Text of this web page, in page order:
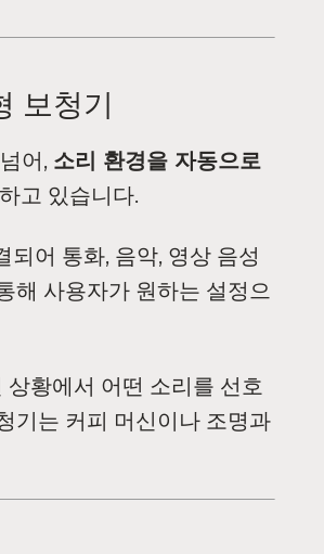
보청기
어, 소리 환경을 자동으로
고 있습니다.
되어 통화, 음악, 영상 음성
해 사용자가 원하는 설정으
황에서 어떤 소리를 선호
기는 커피 머신이나 조명과